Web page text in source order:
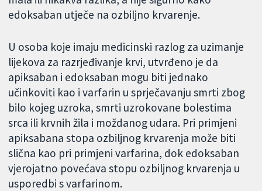
edoksaban utječe na ozbiljno krvarenje.
U osoba koje imaju medicinski razlog za uzimanje
lijekova za razrjeđivanje krvi, utvrđeno je da
apiksaban i edoksaban mogu biti jednako
učinkoviti kao i varfarin u sprječavanju smrti zbog
bilo kojeg uzroka, smrti uzrokovane bolestima
srca ili krvnih žila i moždanog udara. Pri primjeni
apiksabana stopa ozbiljnog krvarenja može biti
slična kao pri primjeni varfarina, dok edoksaban
vjerojatno povećava stopu ozbiljnog krvarenja u
usporedbi s varfarinom.